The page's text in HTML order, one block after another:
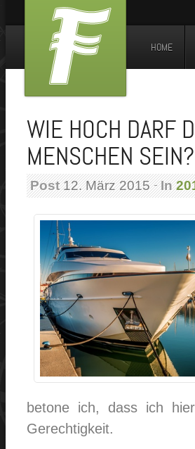
HOME
WIE HOCH DARF
MENSCHEN SEIN?
Post12. März 2015 In
betone ich, dass ich
Gerechtigkeit.